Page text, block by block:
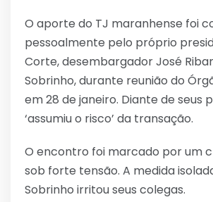
O aporte do TJ maranhense foi
pessoalmente pelo próprio
Corte, desembargador José
Sobrinho, durante reunião do
em 28 de janeiro. Diante de seus
‘assumiu o risco’ da transação.
O encontro foi marcado por um
sob forte tensão. A medida
Sobrinho irritou seus colegas.